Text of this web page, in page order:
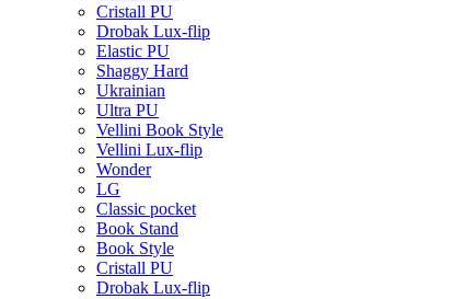
Cristall PU
Drobak Lux-flip
Elastic PU
Shaggy Hard
Ukrainian
Ultra PU
Vellini Book Style
Vellini Lux-flip
Wonder
LG
Classic pocket
Book Stand
Book Style
Cristall PU
Drobak Lux-flip